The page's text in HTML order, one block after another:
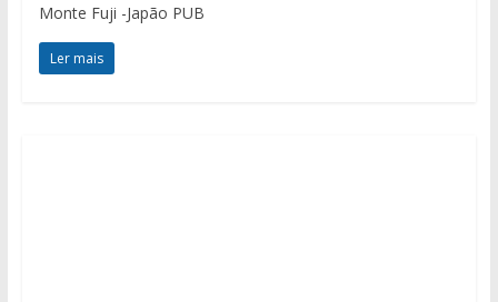
Monte Fuji -Japão PUB
Ler mais